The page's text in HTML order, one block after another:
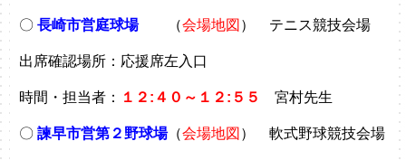
〇長崎市営庭球場 （会場地図 ） テニス競技会場
出席確認場所：応援席左入口
時間・担当者： １２:４０～１２:５５ 宮村先生
〇諫早市営第２野球場（会場地図 ） 軟式野球競技会場